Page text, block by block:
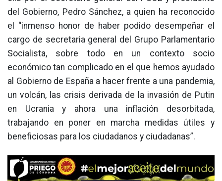
del Gobierno, Pedro Sánchez, a quien ha reconocido
el “inmenso honor de haber podido desempeñar el
cargo de secretaria general del Grupo Parlamentario
Socialista, sobre todo en un contexto socio
económico tan complicado en el que hemos ayudado
al Gobierno de España a hacer frente a una pandemia,
un volcán, las crisis derivada de la invasión de Putin
en Ucrania y ahora una inflación desorbitada,
trabajando en poner en marcha medidas útiles y
beneficiosas para los ciudadanos y ciudadanas”.